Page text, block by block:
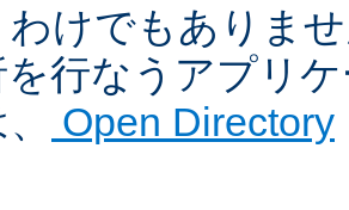
わけでもありま
を行なうアプリ
Open Directory